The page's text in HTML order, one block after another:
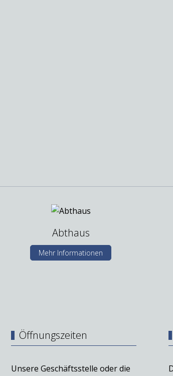
Abthaus
Mehr Informationen
Öffnungszeiten
Unsere Geschäftsstelle oder die